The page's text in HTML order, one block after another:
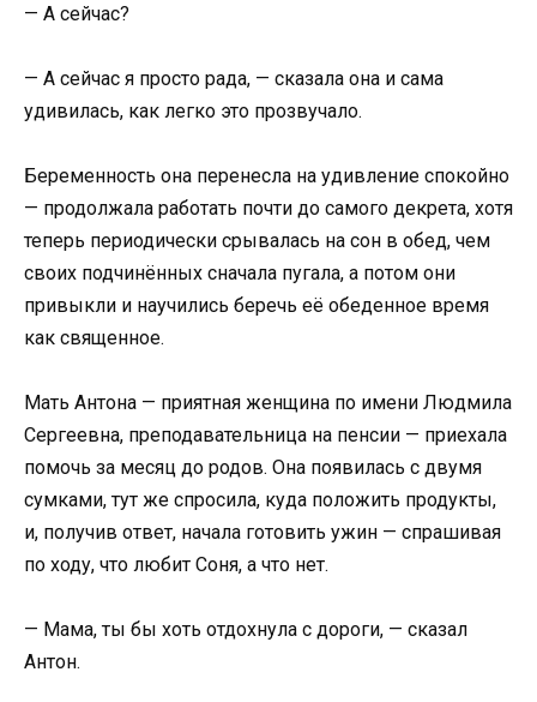
— А сейчас?
— А сейчас я просто рада, — сказала она и сама
удивилась, как легко это прозвучало.
Беременность она перенесла на удивление спокойно
— продолжала работать почти до самого декрета, хотя
теперь периодически срывалась на сон в обед, чем
своих подчинённых сначала пугала, а потом они
привыкли и научились беречь её обеденное время
как священное.
Мать Антона — приятная женщина по имени Людмила
Сергеевна, преподавательница на пенсии — приехала
помочь за месяц до родов. Она появилась с двумя
сумками, тут же спросила, куда положить продукты,
и, получив ответ, начала готовить ужин — спрашивая
по ходу, что любит Соня, а что нет.
— Мама, ты бы хоть отдохнула с дороги, — сказал
Антон.